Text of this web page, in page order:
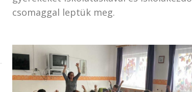
csomaggal leptük meg.